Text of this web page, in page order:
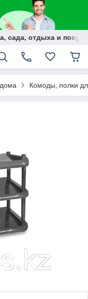
сада, отдыха и
Комоды, полки